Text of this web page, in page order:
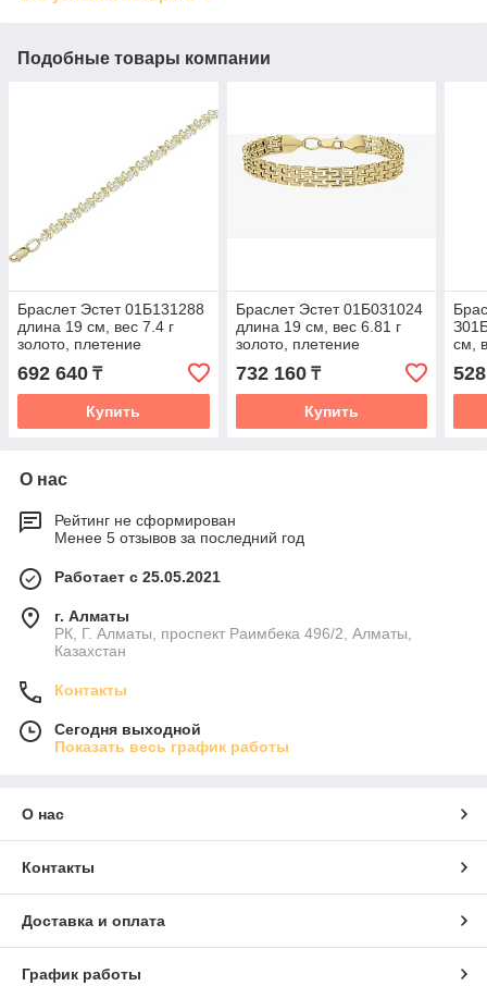
Подобные товары компании
Браслет Эстет 01Б131288
длина 19 см, вес 7.4 г
золото, плетение
фантазийное
692 640 ₸
Купить
Браслет Эстет 01Б031024
длина 19 см, вес 6.81 г
золото, плетение
фантазийное
732 160₸
Купить
см,
О нас
Рейтинг не сформирован
Менее 5 отзывов за последний год
Работает с 25.05.2021
г. Алматы
РК, Г. Алматы, проспект Раимбека 496/2, Алматы,
Казахстан
Контакты
Сегодня выходной
Показать весь график работы
О нас
Контакты
Доставка и оплата
График работы